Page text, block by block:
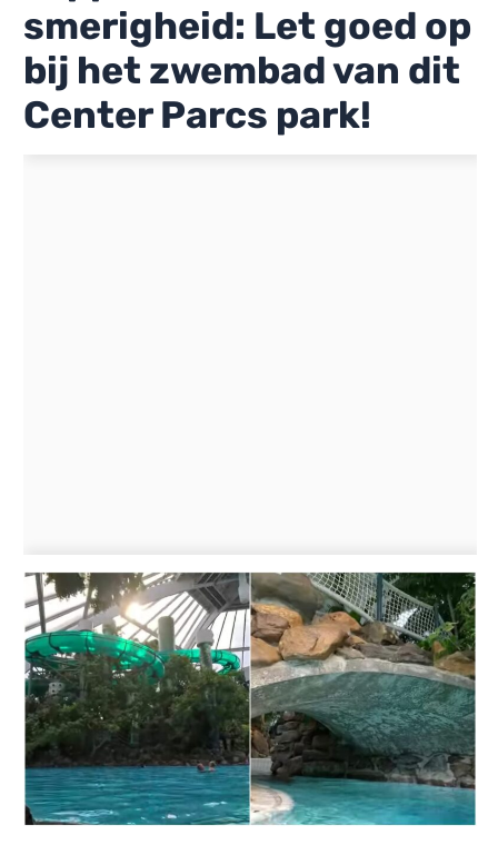
smerigheid: Let goed op
bij het zwembad van dit
Center Parcs park!